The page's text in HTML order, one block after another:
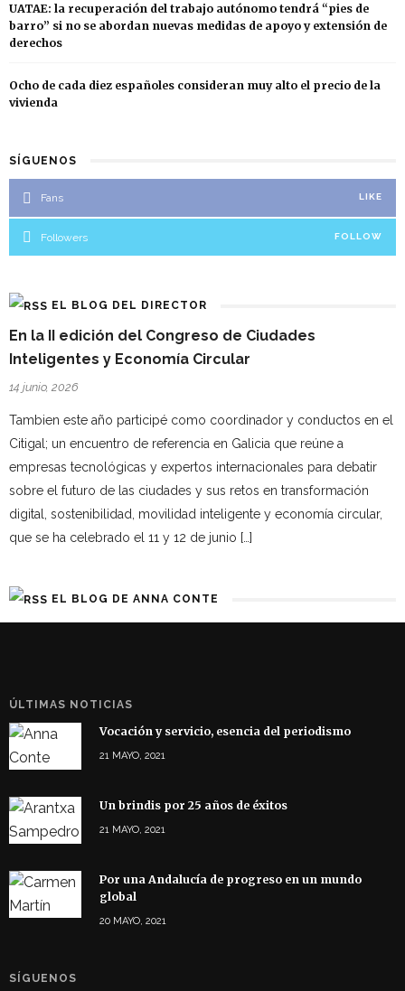
UATAE: la recuperación del trabajo autónomo tendrá “pies de
barro” si no se abordan nuevas medidas de apoyo y extensión de
derechos
Ocho de cada diez españoles consideran muy alto el precio de la
vivienda
SÍGUENOS
Fans LIKE
Followers FOLLOW
EL BLOG DEL DIRECTOR
En la II edición del Congreso de Ciudades
Inteligentes y Economía Circular
14 junio, 2026
Tambien este año participé como coordinador y conductos en el
Citigal; un encuentro de referencia en Galicia que reúne a
empresas tecnológicas y expertos internacionales para debatir
sobre el futuro de las ciudades y sus retos en transformación
digital, sostenibilidad, movilidad inteligente y economía circular,
que se ha celebrado el 11 y 12 de junio […]
EL BLOG DE ANNA CONTE
ÚLTIMAS NOTICIAS
Vocación y servicio, esencia del periodismo
21 MAYO, 2021
Un brindis por 25 años de éxitos
21 MAYO, 2021
Por una Andalucía de progreso en un mundo
global
20 MAYO, 2021
SÍGUENOS